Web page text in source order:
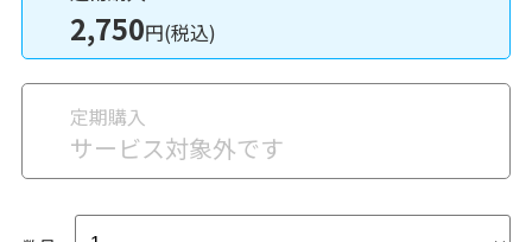
2,750円(税込)
定期購入
サービス対象外です